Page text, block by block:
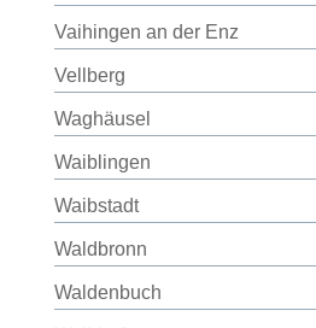
Vaihingen an der Enz
Vellberg
Waghäusel
Waiblingen
Waibstadt
Waldbronn
Waldenbuch